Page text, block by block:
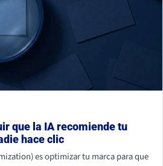
que la IA recomiende tu
hace clic
es optimizar tu marca para que